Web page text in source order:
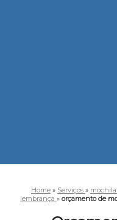
Home » Serviços »
lembrança » orçamento de